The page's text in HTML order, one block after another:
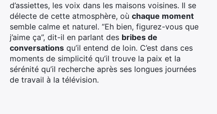
d’assiettes, les voix dans les maisons voisines. Il se
délecte de cette atmosphère, où chaque moment
semble calme et naturel. “Eh bien, figurez-vous que
j’aime ça”, dit-il en parlant des bribes de
conversations qu’il entend de loin. C’est dans ces
moments de simplicité qu’il trouve la paix et la
sérénité qu’il recherche après ses longues journées
de travail à la télévision.